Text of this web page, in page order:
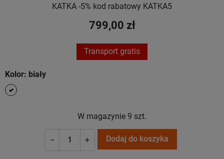
KATKA -5% kod rabatowy KATKA5
799,00 zł
Transport gratis
Kolor: biały
biały
W magazynie 9 szt.
− + Dodaj do koszyka